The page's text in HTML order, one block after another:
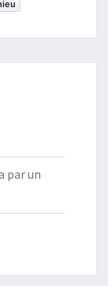
par un